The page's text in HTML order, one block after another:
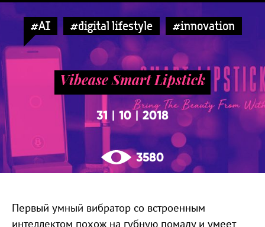
#AI #digital lifestyle #innovation
Vibease Smart Lipstick
31 10 2018
3580
Первый умный вибратор со встроенным
интеллектом похож на губную помаду и умеет